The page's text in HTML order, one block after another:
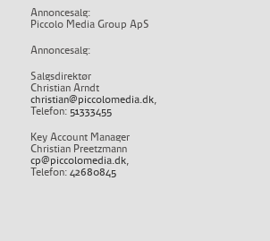
Annoncesalg:
Piccolo Media Group ApS
Annoncesalg:
Salgsdirektør
Christian Arndt
christian@piccolomedia.dk,
Telefon: 51333455
Key Account Manager
Christian Preetzmann
cp@piccolomedia.dk,
Telefon: 42680845